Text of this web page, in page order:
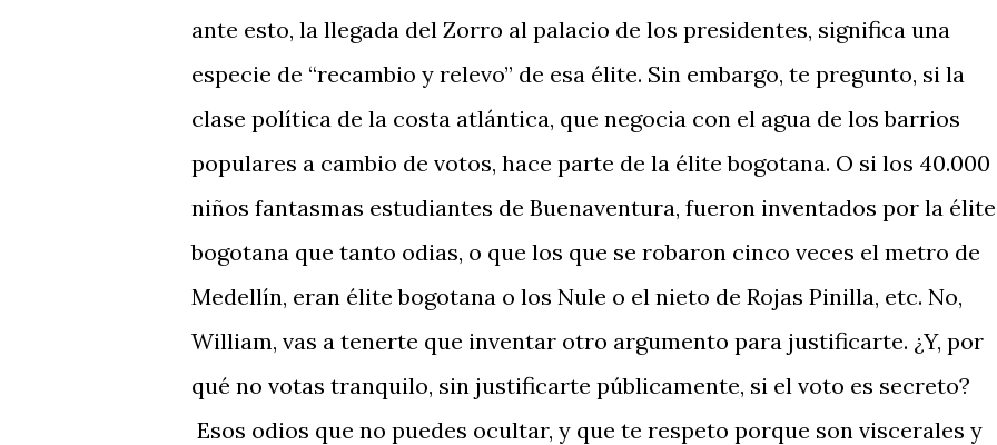
ante esto, la llegada del Zorro al palacio de los presidentes, significa una
especie de “recambio y relevo” de esa élite. Sin embargo, te pregunto, si la
clase política de la costa atlántica, que negocia con el agua de los barrios
populares a cambio de votos, hace parte de la élite bogotana. O si los 40.000
niños fantasmas estudiantes de Buenaventura, fueron inventados por la élite
bogotana que tanto odias, o que los que se robaron cinco veces el metro de
Medellín, eran élite bogotana o los Nule o el nieto de Rojas Pinilla, etc. No,
William, vas a tenerte que inventar otro argumento para justificarte. ¿Y, por
qué no votas tranquilo, sin justificarte públicamente, si el voto es secreto?
Esos odios que no puedes ocultar, y que te respeto porque son viscerales y